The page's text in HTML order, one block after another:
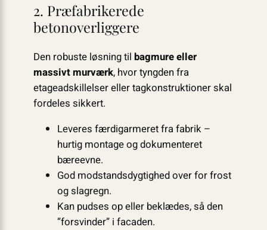
2. Præfabrikerede
betonoverliggere
Den robuste løsning til bagmure eller
massivt murværk, hvor tyngden fra
etageadskillelser eller tagkonstruktioner skal
fordeles sikkert.
Leveres færdig­armeret fra fabrik –
hurtig montage og dokumenteret
bæreevne.
God modstandsdygtighed over for frost
og slagregn.
Kan pudses op eller beklædes, så den
”forsvinder” i facaden.